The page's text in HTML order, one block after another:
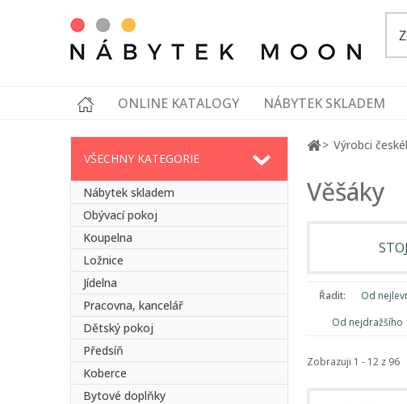
ONLINE KATALOGY NÁBYTEK SKLADEM
VŠECHNY KATEGORIE
Nábytek skladem
Obývací pokoj
Koupelna
Ložnice
Jídelna
Pracovna, kancelář
Dětský pokoj
Předsíň
Koberce
Bytové doplňky
Výrobci
Věšáky
Řadit:
Od
Od nejdražšího
Zobrazuji 1 - 12 z 96